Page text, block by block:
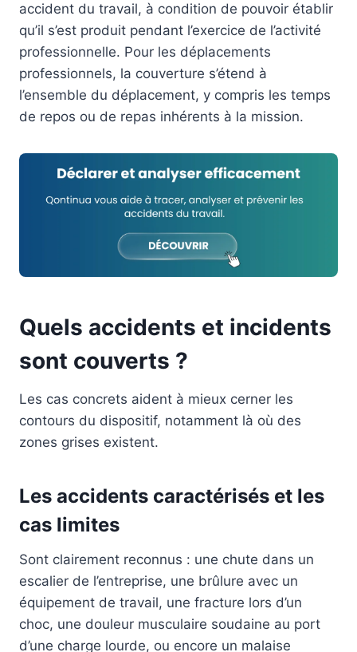
accident du travail, à condition de pouvoir établir
qu’il s’est produit pendant l’exercice de l’activité
professionnelle. Pour les déplacements
professionnels, la couverture s’étend à
l’ensemble du déplacement, y compris les temps
de repos ou de repas inhérents à la mission.
Quels accidents et incidents
sont couverts ?
Les cas concrets aident à mieux cerner les
contours du dispositif, notamment là où des
zones grises existent.
Les accidents caractérisés et les
cas limites
Sont clairement reconnus : une chute dans un
escalier de l’entreprise, une brûlure avec un
équipement de travail, une fracture lors d’un
choc, une douleur musculaire soudaine au port
d’une charge lourde, ou encore un malaise